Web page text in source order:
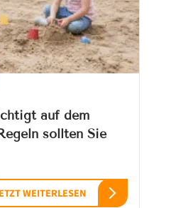
auf dem
sollten Sie
WEITERLESEN